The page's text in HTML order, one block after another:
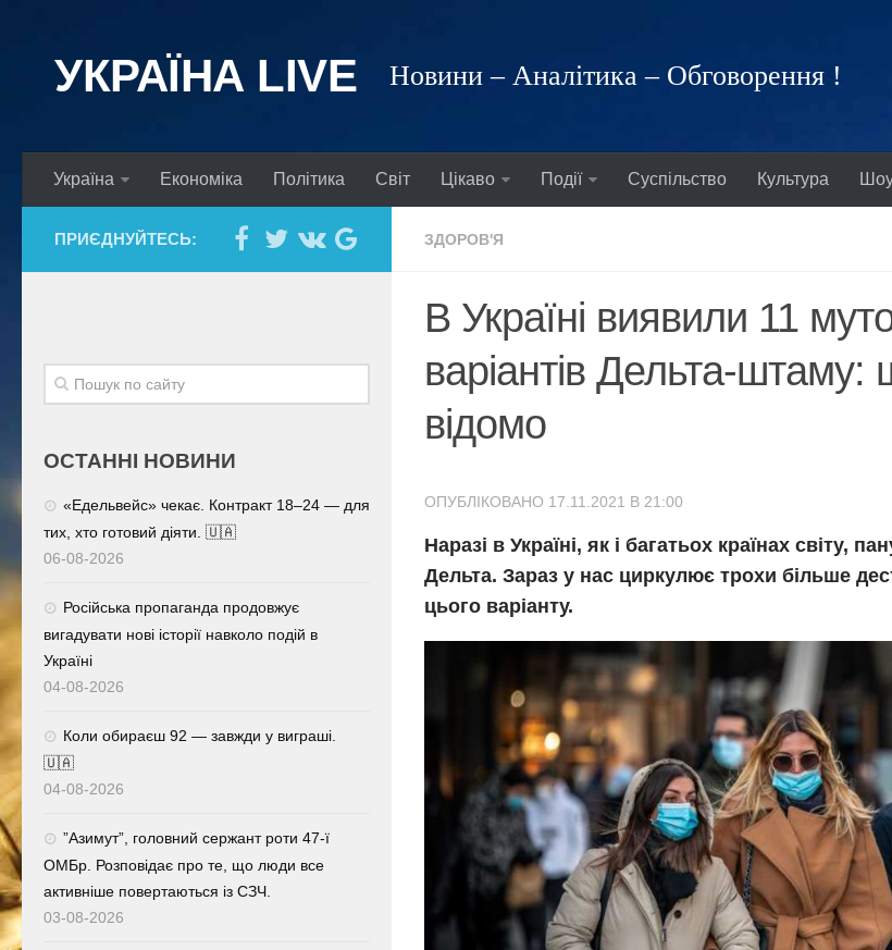
УКРАЇНА LIVE Новини – Аналітика – Обговорення !
Україна Економіка Політика Світ Цікаво Події Суспільство Культура
ЗДОРОВ'Я
В Україні виявили 11
варіантів Дельта-
відомо
ОПУБЛІКОВАНО 17.11.2021 В 21:00
Наразі в Україні, як і багатьох країнах світу,
Дельта. Зараз у нас циркулює трохи більше
цього варіанту.
ПРИЄДНУЙТЕСЬ:
ОСТАННІ НОВИНИ
«Едельвейс» чекає. Контракт 18–24 — для
тих, хто готовий діяти. 🇺🇦
06-08-2026
Російська пропаганда продовжує
вигадувати нові історії навколо подій в
Україні
04-08-2026
Коли обираєш 92 — завжди у виграші.
🇺🇦
04-08-2026
⁨”Азимут”, головний сержант роти 47-ї
ОМБр. Розповідає про те, що люди все
активніше повертаються із СЗЧ.
03-08-2026